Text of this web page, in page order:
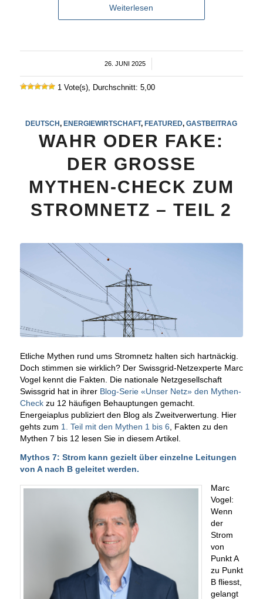
Weiterlesen
26. JUNI 2025
/
1 Vote(s), Durchschnitt: 5,00
DEUTSCH, ENERGIEWIRTSCHAFT, FEATURED,GASTBEITRAG
WAHR ODER FAKE:
DER GROSSE
MYTHEN-CHECK ZUM
STROMNETZ – TEIL 2
Etliche Mythen rund ums Stromnetz halten sich hartnäckig.
Doch stimmen sie wirklich? Der Swissgrid-Netzexperte Marc
Vogel kennt die Fakten. Die nationale Netzgesellschaft
Swissgrid hat in ihrer Blog-Serie «Unser Netz» den Mythen-
Checkzu 12 häufigen Behauptungen gemacht.
Energeiaplus publiziert den Blog als Zweitverwertung. Hier
gehts zum 1. Teil mit den Mythen 1 bis 6 , Fakten zu den
Mythen 7 bis 12 lesen Sie in diesem Artikel.
Mythos 7: Strom kann gezielt über einzelne Leitungen
von A nach B geleitet werden.
Marc
Vogel:
Wenn
der
Strom
von
Punkt A
zu Punkt
B fliesst,
gelangt